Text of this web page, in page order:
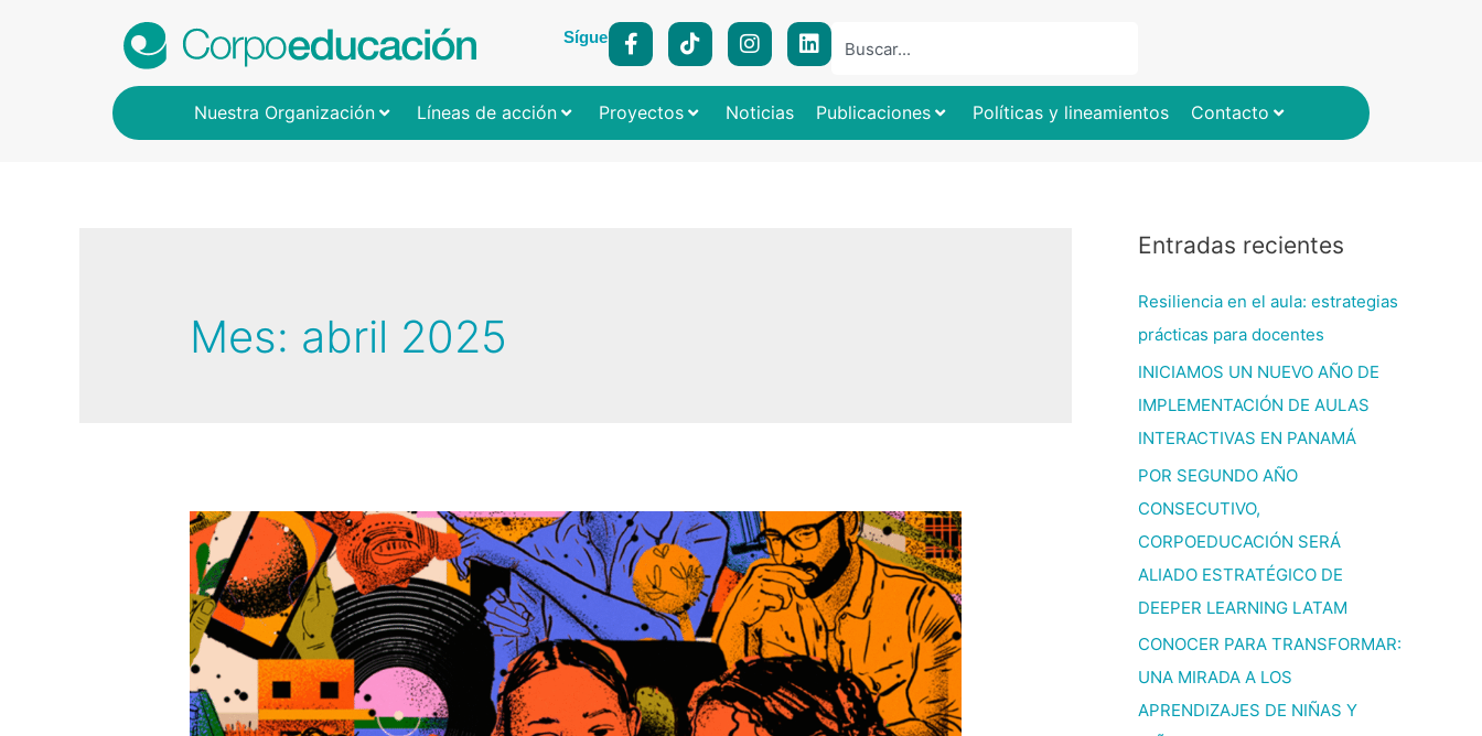
Síguenos:
Nuestra Organización Líneas de acción Proyectos Noticias Publicaciones Políticas y lineamientos Contacto
Mes: abril 2025
Entradas recientes
Resiliencia en el aula: estrategias
prácticas para docentes
INICIAMOS UN NUEVO AÑO DE
IMPLEMENTACIÓN DE AULAS
INTERACTIVAS EN PANAMÁ
POR SEGUNDO AÑO
CONSECUTIVO,
CORPOEDUCACIÓN SERÁ
ALIADO ESTRATÉGICO DE
DEEPER LEARNING LATAM
CONOCER PARA TRANSFORMAR:
UNA MIRADA A LOS
APRENDIZAJES DE NIÑAS Y